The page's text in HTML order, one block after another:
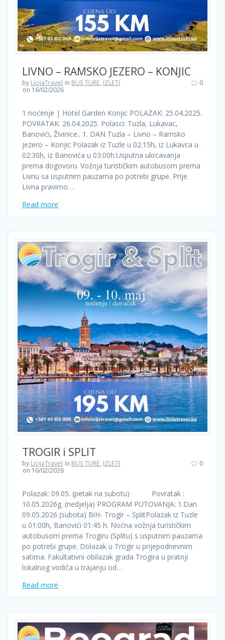
LIVNO – RAMSKO JEZERO – KONJIC
by LicijaTravel in BUS TURE, IZLETI
on 16/02/2026
0
1 noćenje | Hotel Garden Konjic POLAZAK: 25.04.2025.
POVRATAK: 26.04.2025. Polasci: Tuzla, Lukavac,
Banovići, Živinice.. 1. DAN Tuzla – Livno – Ramsko
jezero – Konjic Polazak iz Tuzle u 02:15h, iz Lukavca u
02:30h, iz Banovića u 03:00h.Usputna ukrcavanja
prema dogovoru. Vožnja turističkim autobusom prema
Livnu sa usputnim pauzama po potrebi grupe. Prije
Livna pravimo…
Read more
TROGIR i SPLIT
by LicijaTravel in BUS TURE, IZLETI
on 16/02/2026
0
Polazak: 09.05. (petak na subotu) Povratak :
10.05.2026g. (nedjelja) PROGRAM PUTOVANJA: 1.Dan
09.05.2026 (subota) BiH- Trogir – SplitPolazak iz Tuzle
u 01:00h, Banovići 01:45 h. Noćna vožnja turističkim
autobusom prema Trogiru (Splitu) s usputnim pauzama
po potrebi grupe. Dolazak u Trogir u prijepodnevnim
satima. Fakultativni obilazak grada Trogira u pratnji
lokalnog vodiča u trajanju od…
Read more